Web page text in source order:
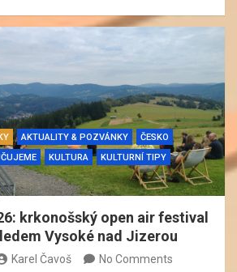
AKTUALITY & POZVÁNKY
ČESKO
KULTURA
KULTURNÍ TIPY
krkonošský open air festival
Vysoké nad Jizerou
Karel Čavoš No Comments